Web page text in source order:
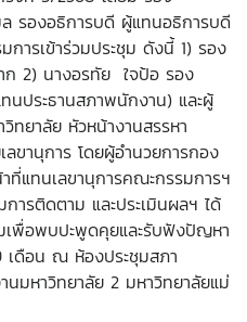
รองอธิการบดี ผู้แทนอธิการบดี
การเข้าร่วมประชุม ดังนี้ 1) รอง
ก 2) นางอรทัย ใจป้อ รอง
ประธานสภาพนักงาน) และผู้
ทยาลัย หัวหน้างานสรรหา
ขานุการ โดยผู้อำนวยการกอง
ที่แทนเลขานุการคณะกรรมการฯ
ารติดตาม และประเมินผลฯ ได้
เพื่อพบปะพูดคุยและรับฟังปัญหา
เดือน ณ ห้องประชุมสภา
มหาวิทยาลัย 2 มหาวิทยาลัยแม่